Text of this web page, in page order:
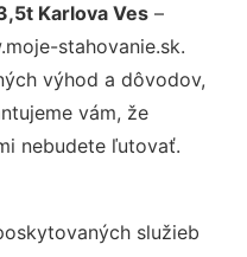
Karlova Ves –
stahovanie.sk.
výhod a dôvodov,
vám, že
nebudete ľutovať.
služieb